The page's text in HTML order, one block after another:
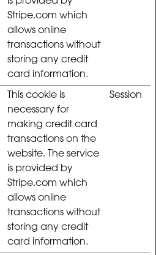
Stripe.com which
allows online
transactions without
storing any credit
card information.
This cookie is
necessary for
making credit card
transactions on the
website. The service
is provided by
Stripe.com which
allows online
transactions without
storing any credit
card information.
Session